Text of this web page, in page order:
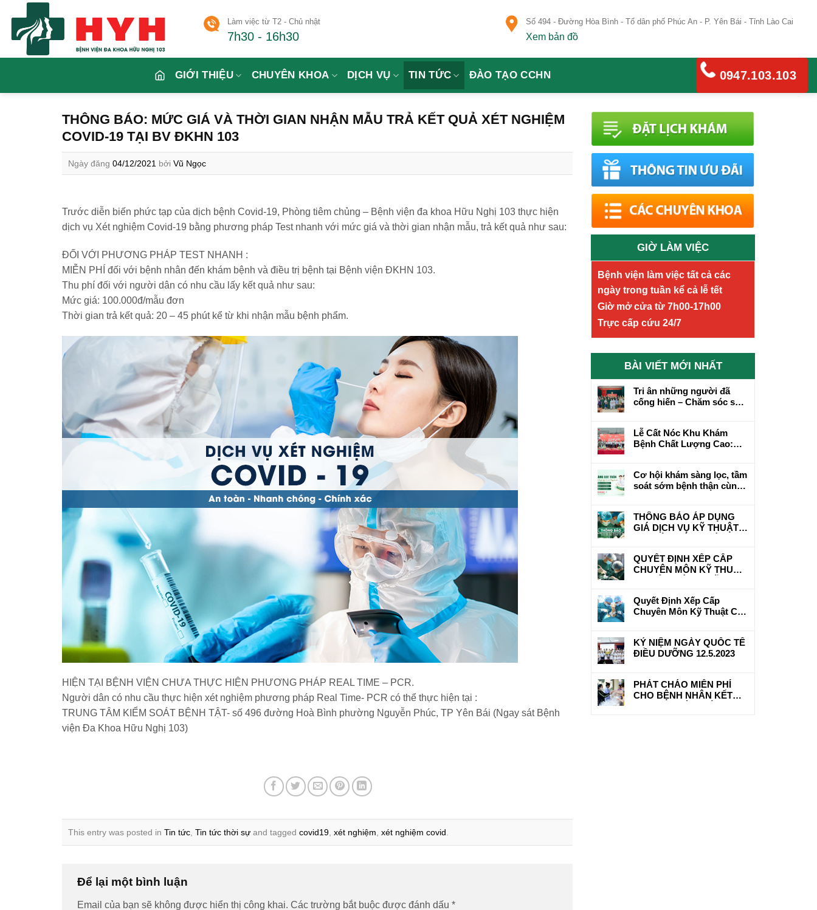
content
Làm việc từ T2 - Chủ nhật
7h30 - 16h30
Số 494 - Đường Hòa Bình - Tổ dân phố Phúc An - P. Yên Bái - Tỉnh Lào Cai
Xem bản đồ
GIỚI THIỆU CHUYÊN KHOA DỊCH VỤ TIN TỨC ĐÀO TẠO CCHN 0947.103.103
THÔNG BÁO: MỨC GIÁ VÀ THỜI GIAN NHẬN MẪU TRẢ KẾT QUẢ XÉT NGHIỆM
COVID-19 TẠI BV ĐKHN 103
Ngày đăng 04/12/2021 bởi Vũ Ngọc
Trước diễn biến phức tạp của dịch bệnh Covid-19, Phòng tiêm chủng – Bệnh viện đa khoa Hữu Nghị 103 thực hiện
dịch vụ Xét nghiệm Covid-19 bằng phương pháp Test nhanh với mức giá và thời gian nhận mẫu, trả kết quả như sau:
ĐỐI VỚI PHƯƠNG PHÁP TEST NHANH :
MIỄN PHÍ đối với bệnh nhân đến khám bệnh và điều trị bệnh tại Bệnh viện ĐKHN 103.
Thu phí đối với người dân có nhu cầu lấy kết quả như sau:
Mức giá: 100.000đ/mẫu đơn
Thời gian trả kết quả: 20 – 45 phút kể từ khi nhận mẫu bệnh phẩm.
HIỆN TẠI BỆNH VIỆN CHƯA THỰC HIỆN PHƯƠNG PHÁP REAL TIME – PCR.
Người dân có nhu cầu thực hiện xét nghiệm phương pháp Real Time- PCR có thể thực hiện tại :
TRUNG TÂM KIỂM SOÁT BỆNH TẬT- số 496 đường Hoà Bình phường Nguyễn Phúc, TP Yên Bái (Ngay sát Bệnh
viện Đa Khoa Hữu Nghị 103)
This entry was posted in Tin tức Tin tức thời sự and tagged covid19 xét nghiệm xét nghiệm covid
Để lại một bình luận
Email của bạn sẽ không được hiển thị công khai. Các trường bắt buộc được đánh dấu *
GIỜ LÀM VIỆC
Bệnh viện làm việc tất cả các
ngày trong tuần kể cả lễ tết
Giờ mở cửa từ 7h00-17h00
Trực cấp cứu 24/7
BÀI VIẾT MỚI NHẤT
Tri ân những người đã
cống hiến – Chăm sóc sức
Lễ Cất Nóc Khu Khám
Bệnh Chất Lượng Cao:
Cơ hội khám sàng lọc, tầm
soát sớm bệnh thận cùng
THÔNG BÁO ÁP DỤNG
GIÁ DỊCH VỤ KỸ THUẬT
TẾ
QUYẾT ĐỊNH XẾP CẤP
CHUYÊN MÔN KỸ THUẬT
Quyết Định Xếp Cấp
Chuyên Môn Kỹ Thuật Cơ
Nghị 103
KỶ NIỆM NGÀY QUỐC TẾ
ĐIỀU DƯỠNG 12.5.2023
PHÁT CHÁO MIỄN PHÍ
CHO BỆNH NHÂN KẾT